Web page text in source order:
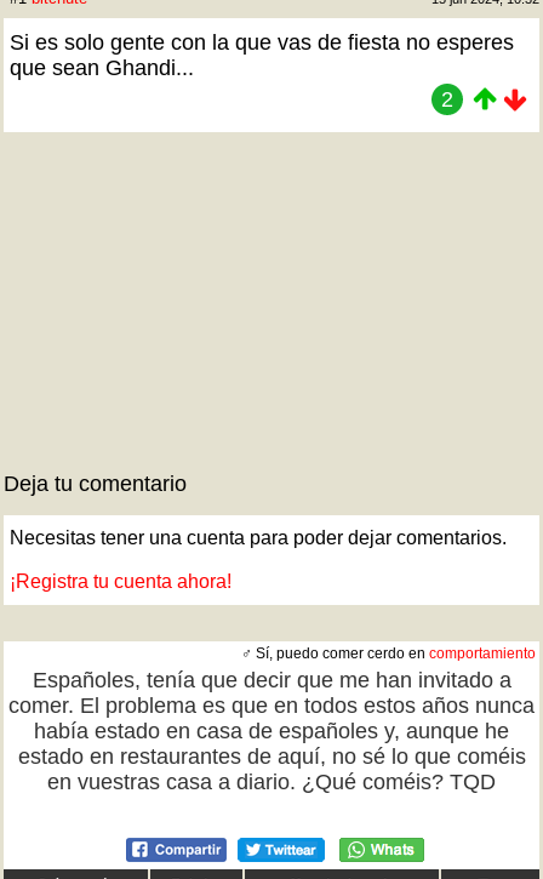
Si es solo gente con la que vas de fiesta no esperes
que sean Ghandi...
2
Deja tu comentario
Necesitas tener una cuenta para poder dejar comentarios.
¡Registra tu cuenta ahora!
♂ Sí, puedo comer cerdo en comportamiento
Españoles, tenía que decir que me han invitado a
comer. El problema es que en todos estos años nunca
había estado en casa de españoles y, aunque he
estado en restaurantes de aquí, no sé lo que coméis
en vuestras casa a diario. ¿Qué coméis? TQD